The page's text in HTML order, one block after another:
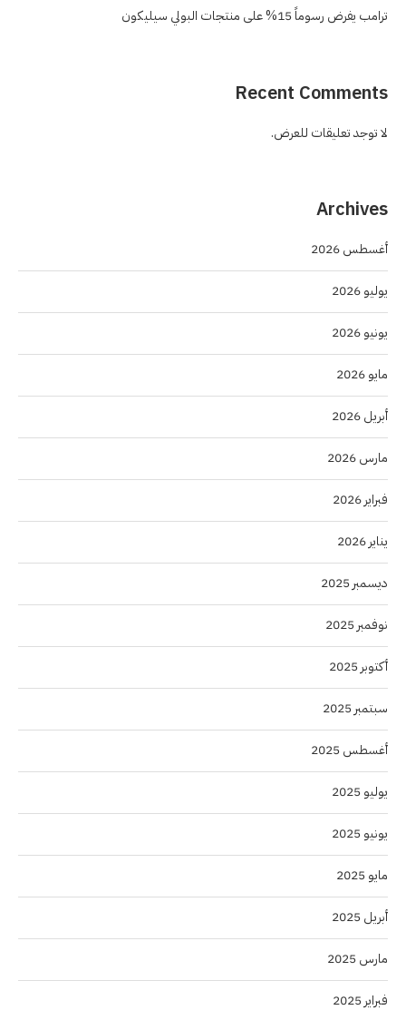
ترامب يفرض رسوماً 15% على منتجات البولي سيليكون
Recent Comments
لا توجد تعليقات للعرض.
Archives
أغسطس 2026
يوليو 2026
يونيو 2026
مايو 2026
أبريل 2026
مارس 2026
فبراير 2026
يناير 2026
ديسمبر 2025
نوفمبر 2025
أكتوبر 2025
سبتمبر 2025
أغسطس 2025
يوليو 2025
يونيو 2025
مايو 2025
أبريل 2025
مارس 2025
فبراير 2025